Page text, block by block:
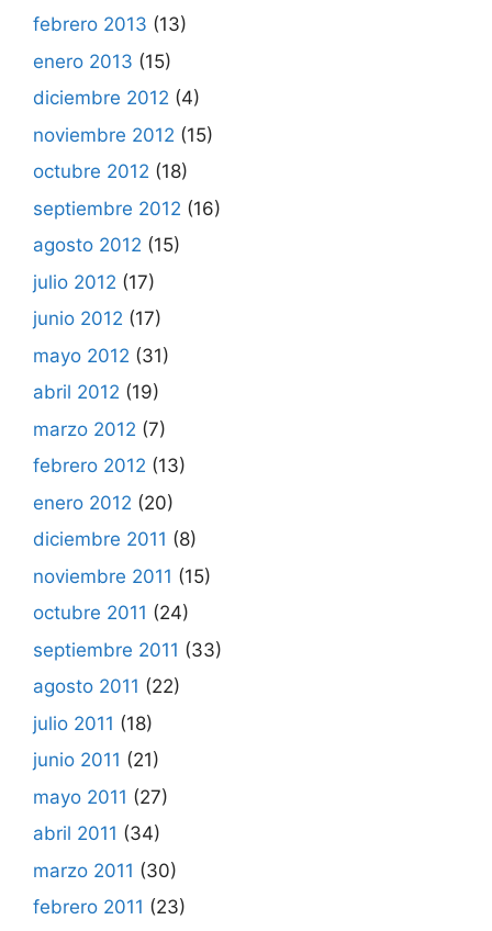
febrero 2013 (13)
enero 2013 (15)
diciembre 2012 (4)
noviembre 2012 (15)
octubre 2012 (18)
septiembre 2012 (16)
agosto 2012 (15)
julio 2012 (17)
junio 2012 (17)
mayo 2012 (31)
abril 2012 (19)
marzo 2012 (7)
febrero 2012 (13)
enero 2012 (20)
diciembre 2011 (8)
noviembre 2011 (15)
octubre 2011 (24)
septiembre 2011 (33)
agosto 2011 (22)
julio 2011 (18)
junio 2011 (21)
mayo 2011 (27)
abril 2011 (34)
marzo 2011 (30)
febrero 2011 (23)